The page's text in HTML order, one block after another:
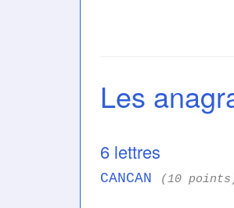
Les
6 lettres
CANCAN (10